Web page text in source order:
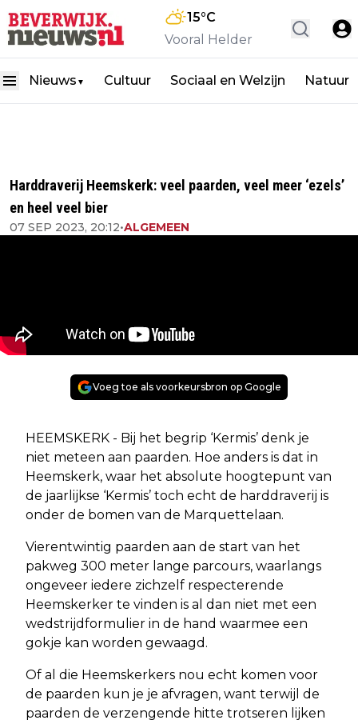
15°C
Vooral Helder
Nieuws ▼ Cultuur Sociaal en Welzijn Natuur
Harddraverij Heemskerk: veel paarden, veel meer ‘ezels’
en heel veel bier
07 SEP 2023, 20:12•ALGEMEEN
Voeg toe als voorkeursbron op Google
HEEMSKERK - Bij het begrip ‘Kermis’ denk je
niet meteen aan paarden. Hoe anders is dat in
Heemskerk, waar het absolute hoogtepunt van
de jaarlijkse ‘Kermis’ toch echt de harddraverij is
onder de bomen van de Marquettelaan.
Vierentwintig paarden aan de start van het
pakweg 300 meter lange parcours, waarlangs
ongeveer iedere zichzelf respecterende
Heemskerker te vinden is al dan niet met een
wedstrijdformulier in de hand waarmee een
gokje kan worden gewaagd.
Of al die Heemskerkers nou echt komen voor
de paarden kun je je afvragen, want terwijl de
paarden de verzengende hitte trotseren lijken